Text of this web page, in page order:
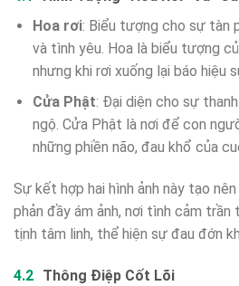
Hoa rơi: Biểu tượng cho sự tàn
và tình yêu. Hoa là biểu tượng
nhưng khi rơi xuống lại báo hiệu
Cửa Phật: Đại diện cho sự
ngộ. Cửa Phật là nơi để con
những phiền não, đau khổ của
Sự kết hợp hai hình ảnh này tạo
phản đầy ám ảnh, nơi tình cảm
tịnh tâm linh, thể hiện sự đau đớn
Thông Điệp Cốt Lõi